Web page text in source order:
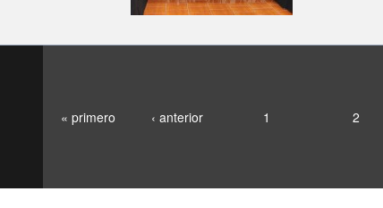
« primero ‹ anterior 1 2